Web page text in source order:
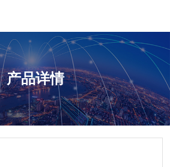
产品详情
产品详情